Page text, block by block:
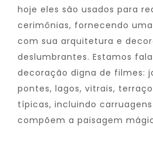
hoje eles são usados para
cerimônias, fornecendo
com sua arquitetura e
deslumbrantes. Estamos
decoração digna de filmes:
pontes, lagos, vitrais,
típicas, incluindo
compõem a paisagem